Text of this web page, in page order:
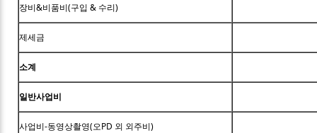
장비&비품비(구입 & 수리)
제세금
소계
일반사업비
사업비-동영상촬영(오PD 외 외주비)